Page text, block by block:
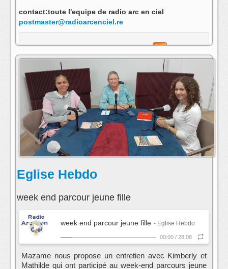
contact:toute l'equipe de radio arc en ciel
postmaster@radioarcenciel.re
s'abonner au fil rss de cette emission:
Eglise Hebdo
week end parcour jeune fille
week end parcour jeune fille - Eglise Hebdo
00:00 / 28:08
Mazame nous propose un entretien avec Kimberly et
Mathilde qui ont participé au week-end parcours jeune